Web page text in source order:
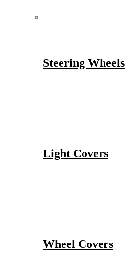
Steering Wheels
Light Covers
Wheel Covers